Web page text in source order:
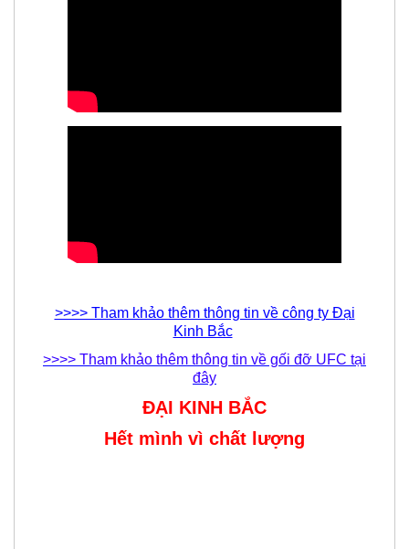
>>>> Tham khảo thêm thông tin về công ty Đại
Kinh Bắc
>>>> Tham khảo thêm thông tin về gối đỡ UFC tại
đây
ĐẠI KINH BẮC
Hết mình vì chất lượng